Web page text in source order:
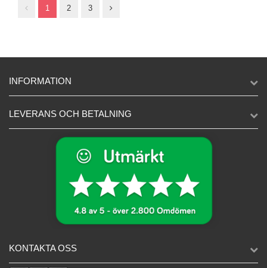
1 2 3
INFORMATION
LEVERANS OCH BETALNING
KONTAKTA OSS